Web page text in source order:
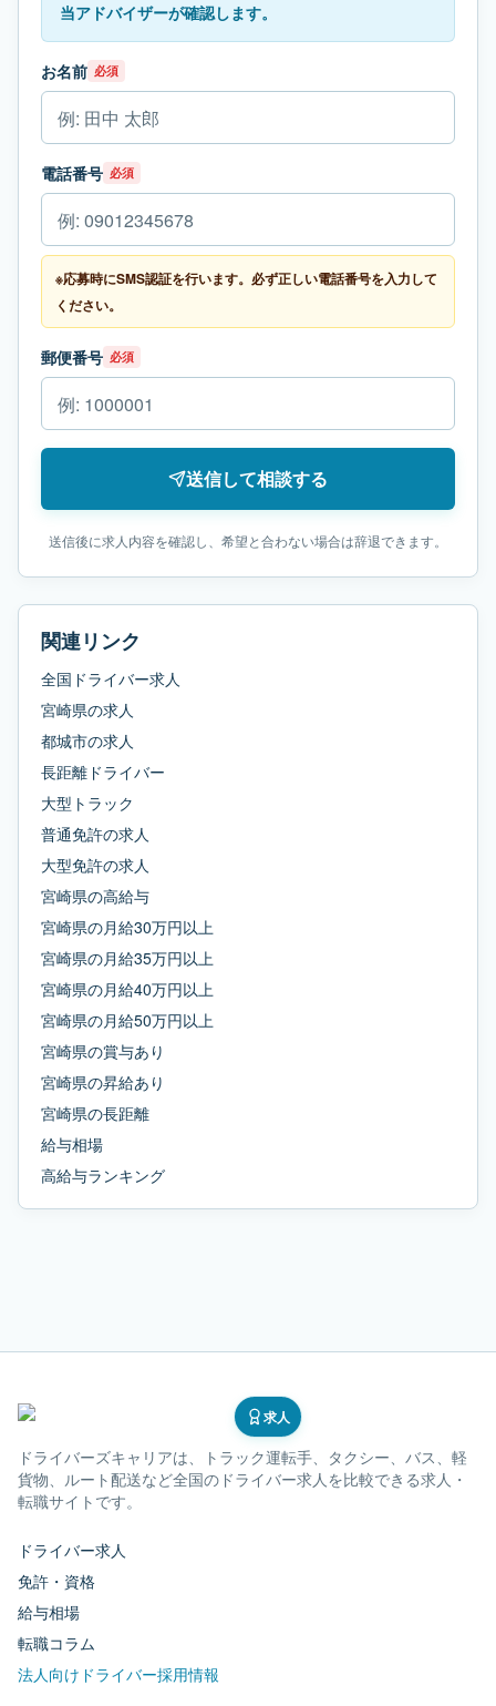
当アドバイザーが確認します。
お名前 必須
電話番号 必須
※応募時にSMS認証を行います。必ず正しい電話番号を入力して
ください。
郵便番号 必須
送信して相談する
送信後に求人内容を確認し、希望と合わない場合は辞退できます。
関連リンク
全国ドライバー求人
宮崎県の求人
都城市の求人
長距離ドライバー
大型トラック
普通免許の求人
大型免許の求人
宮崎県の高給与
宮崎県の月給30万円以上
宮崎県の月給35万円以上
宮崎県の月給40万円以上
宮崎県の月給50万円以上
宮崎県の賞与あり
宮崎県の昇給あり
宮崎県の長距離
給与相場
高給与ランキング
求人
ドライバーズキャリアは、トラック運転手、タクシー、バス、軽
貨物、ルート配送など全国のドライバー求人を比較できる求人・
転職サイトです。
ドライバー求人
免許・資格
給与相場
転職コラム
法人向けドライバー採用情報